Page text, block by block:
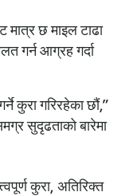
मात्र छ माइल टाढा
गर्न आग्रह गर्दा
कुरा गरिरहेका छौं,”
सुदृढताको बारेमा
कुरा, अतिरिक्त